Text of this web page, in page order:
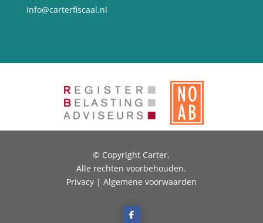
info@carterfiscaal.nl
© Copyright Carter.
Alle rechten voorbehouden.
Privacy | Algemene voorwaarden